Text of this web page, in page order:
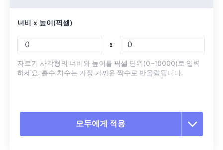
너비 x 높이(픽셀)
x
자르기 사각형의 너비와 높이를 픽셀 단위(0~10000)로 입력
하세요. 홀수 치수는 가장 가까운 짝수로 반올림됩니다.
모두에게 적용